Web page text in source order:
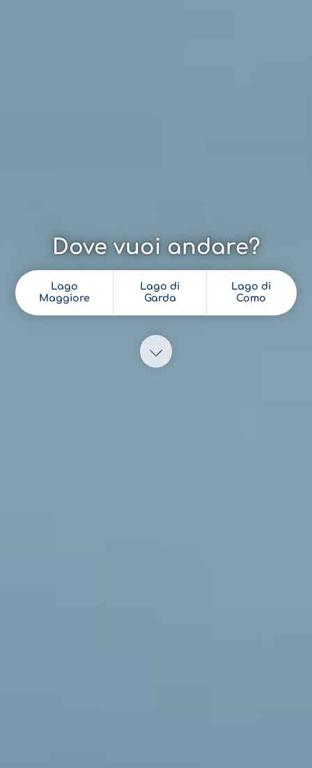
Dove vuoi andare?
Lago
Maggiore
Lago di
Garda
Lago di
Como